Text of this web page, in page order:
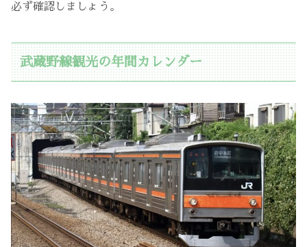
必ず確認しましょう。
武蔵野線観光の年間カレンダー